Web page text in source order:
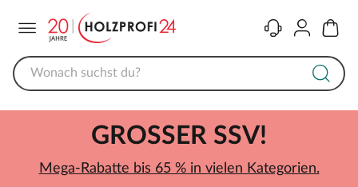
KontaktKonto
GROSSER SSV!
Mega-Rabatte bis 65 % in vielen Kategorien.